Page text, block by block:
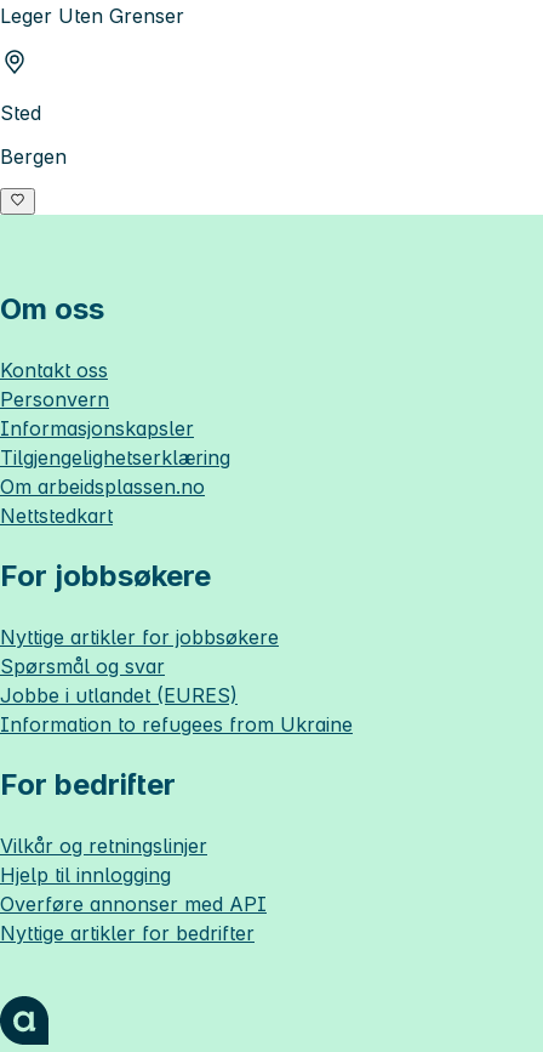
Leger Uten Grenser
Sted
Bergen
Om oss
Kontakt oss
Personvern
Informasjonskapsler
Tilgjengelighetserklæring
Om arbeidsplassen.no
Nettstedkart
For jobbsøkere
Nyttige artikler for jobbsøkere
Spørsmål og svar
Jobbe i utlandet (EURES)
Information to refugees from Ukraine
For bedrifter
Vilkår og retningslinjer
Hjelp til innlogging
Overføre annonser med API
Nyttige artikler for bedrifter